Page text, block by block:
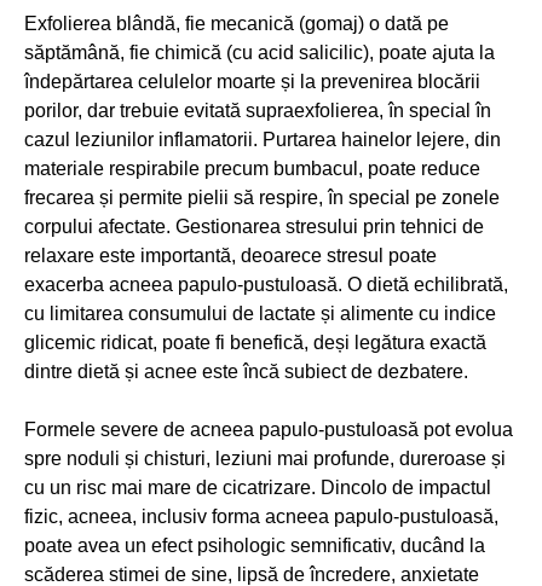
Exfolierea blândă, fie mecanică (gomaj) o dată pe
săptămână, fie chimică (cu acid salicilic), poate ajuta la
îndepărtarea celulelor moarte și la prevenirea blocării
porilor, dar trebuie evitată supraexfolierea, în special în
cazul leziunilor inflamatorii. Purtarea hainelor lejere, din
materiale respirabile precum bumbacul, poate reduce
frecarea și permite pielii să respire, în special pe zonele
corpului afectate. Gestionarea stresului prin tehnici de
relaxare este importantă, deoarece stresul poate
exacerba acneea papulo-pustuloasă. O dietă echilibrată,
cu limitarea consumului de lactate și alimente cu indice
glicemic ridicat, poate fi benefică, deși legătura exactă
dintre dietă și acnee este încă subiect de dezbatere.
Formele severe de acneea papulo-pustuloasă pot evolua
spre noduli și chisturi, leziuni mai profunde, dureroase și
cu un risc mai mare de cicatrizare. Dincolo de impactul
fizic, acneea, inclusiv forma acneea papulo-pustuloasă,
poate avea un efect psihologic semnificativ, ducând la
scăderea stimei de sine, lipsă de încredere, anxietate